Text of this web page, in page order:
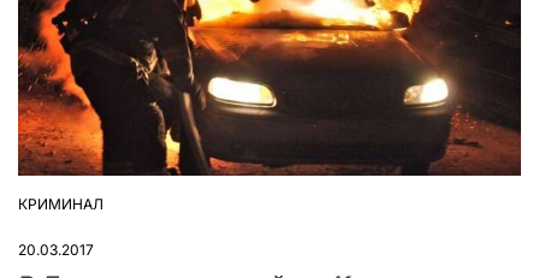
ОПУБЛІКУВАТИ
КРИМИНАЛ
20.03.2017